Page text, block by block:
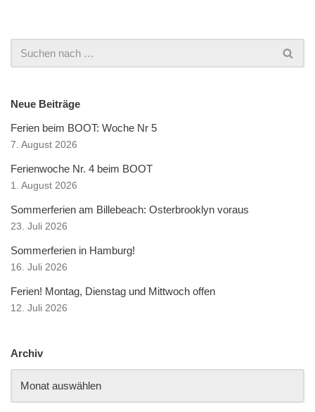
Neue Beiträge
Ferien beim BOOT: Woche Nr 5
7. August 2026
Ferienwoche Nr. 4 beim BOOT
1. August 2026
Sommerferien am Billebeach: Osterbrooklyn voraus
23. Juli 2026
Sommerferien in Hamburg!
16. Juli 2026
Ferien! Montag, Dienstag und Mittwoch offen
12. Juli 2026
Archiv